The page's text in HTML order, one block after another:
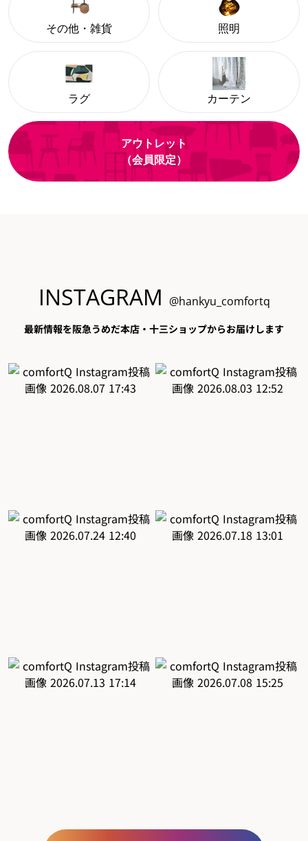
その他・雑貨 照明
ラグ カーテン
アウトレット
（会員限定）
INSTAGRAM @hankyu_comfortq
最新情報を阪急うめだ本店・十三ショップからお届けします